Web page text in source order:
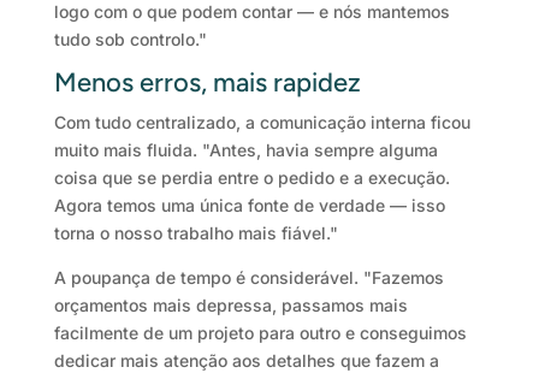
logo com o que podem contar — e nós mantemos
tudo sob controlo."
Menos erros, mais rapidez
Com tudo centralizado, a comunicação interna ficou
muito mais fluida. "Antes, havia sempre alguma
coisa que se perdia entre o pedido e a execução.
Agora temos uma única fonte de verdade — isso
torna o nosso trabalho mais fiável."
A poupança de tempo é considerável. "Fazemos
orçamentos mais depressa, passamos mais
facilmente de um projeto para outro e conseguimos
dedicar mais atenção aos detalhes que fazem a